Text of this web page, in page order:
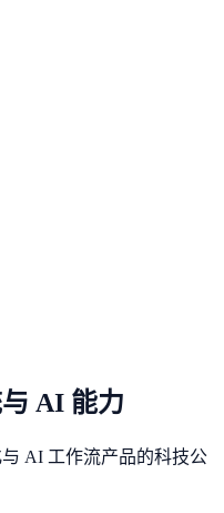
AI 能力
AI 工作流产品的科技公